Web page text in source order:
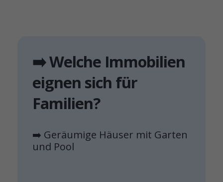
➡️ Welche Immobilien
eignen sich für
Familien?
➡️ Geräumige Häuser mit Garten
und Pool